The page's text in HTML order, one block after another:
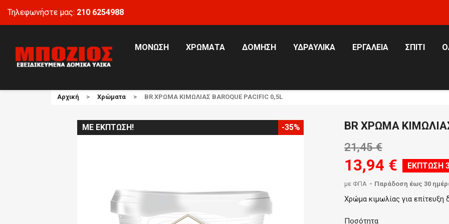
Τηλεφωνήστε μας: 210 6254988
ΜΌΝΩΣΗ ΧΡΏΜΑΤΑ ΔΌΜΗΣΗ ΥΔΡΑΥΛΙΚΆ ΕΡΓΑΛΕΊΑ ΣΠΊΤΙ
Αρχική Χρώματα BR ΧΡΩΜΑ ΚΙΜΩΛΙΑΣ BAROQUE PACIFIC 0,5L
ΜΕ ΈΚΠΤΩΣΗ! -35% BR ΧΡΩΜΑ
21,45 €
13,94 € ΈΚΠΤΩΣΗ
με ΦΠΑ Παράδοση έως 30
Χρώμα κιμωλίας για επίτευξη
Ποσότητα